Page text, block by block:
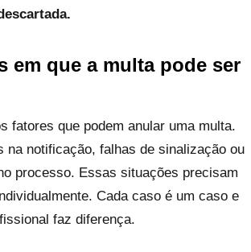
em que a multa pode ser
fatores que podem anular uma multa.
na notificação, falhas de sinalização ou
processo. Essas situações precisam
Cada caso é um caso e
faz diferença.